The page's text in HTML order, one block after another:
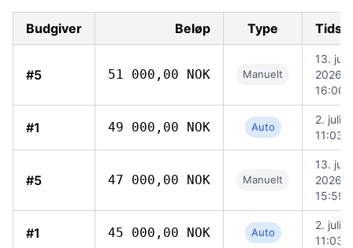
Budgiver Beløp Type
#5 51 000,00 NOK Manuelt
13. juli
2026,
16:00
#1 49 000,00 NOK Auto
2. juli
11:03
#5 47 000,00 NOK Manuelt
13. juli
2026,
15:59
#1 45 000,00 NOK Auto
2. juli
11:03